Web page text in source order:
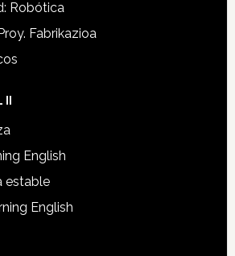
Robótica
Fabrikazioa
II
English
estable
English